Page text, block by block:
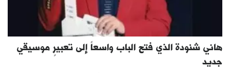
هاني شنودة الذي فتح الباب واسعاً إلى تعبيرٍ موسيقي
جديد